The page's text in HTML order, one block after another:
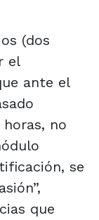
(dos
el
ante el
no
se
que